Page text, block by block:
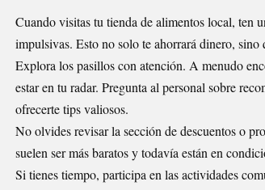
Cuando visitas tu tienda de alimentos local, ten
impulsivas. Esto no solo te ahorrará dinero,
Explora los pasillos con atención. A menudo
estar en tu radar. Pregunta al personal sobre
ofrecerte tips valiosos.
No olvides revisar la sección de descuentos o
suelen ser más baratos y todavía están en
Si tienes tiempo, participa en las actividades